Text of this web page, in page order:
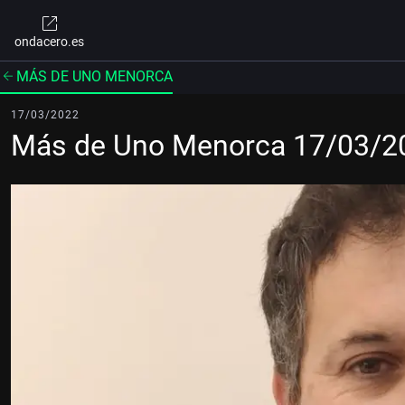
ondacero.es
MÁS DE UNO MENORCA
17/03/2022
Más de Uno Menorca 17/03/